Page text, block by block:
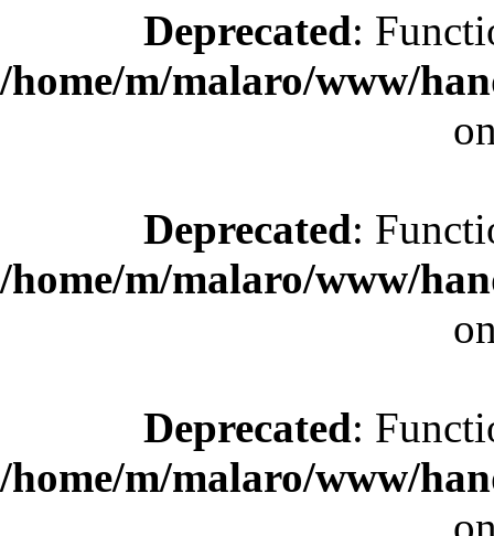
Deprecated:
/home/m/malaro/www/
Deprecated:
/home/m/malaro/www/
Deprecated:
/home/m/malaro/www/